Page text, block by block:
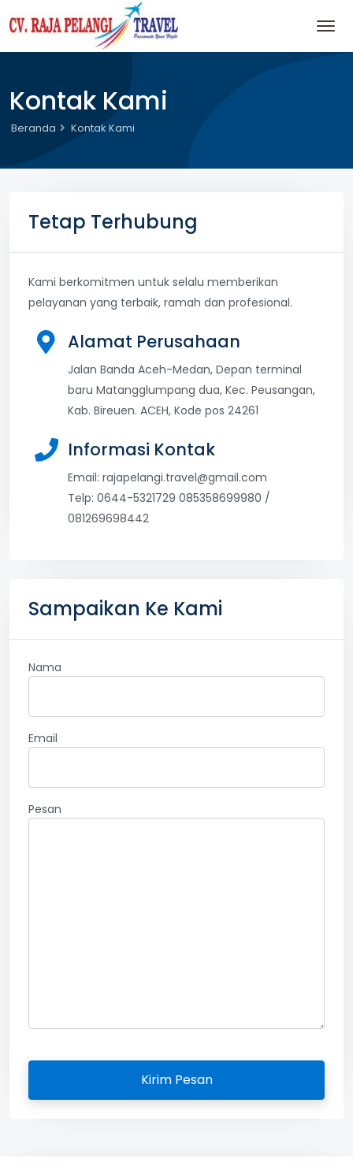
Kontak Kami
Beranda Kontak Kami
Tetap Terhubung
Kami berkomitmen untuk selalu memberikan
pelayanan yang terbaik, ramah dan profesional.
Alamat Perusahaan
Jalan Banda Aceh-Medan, Depan terminal
baru Matangglumpang dua, Kec. Peusangan,
Kab. Bireuen. ACEH, Kode pos 24261
Informasi Kontak
Email: rajapelangi.travel@gmail.com
Telp: 0644-5321729 085358699980 /
081269698442
Sampaikan Ke Kami
Nama
Email
Pesan
Kirim Pesan